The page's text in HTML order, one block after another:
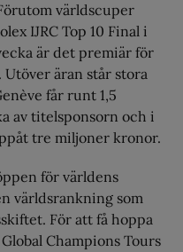
världscuper
IJRC Top 10 Final i
är det premiär för
Utöver äran står stora
får runt 1,5
av titelsponsorn och i
tre miljoner kronor.
för världens
världsrankning som
För att få hoppa
Champions Tours